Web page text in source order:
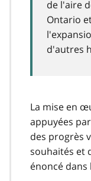
de l'aire
Ontario
d'autres
La mise en
appuyées
des progrès
souhaités et
énoncé